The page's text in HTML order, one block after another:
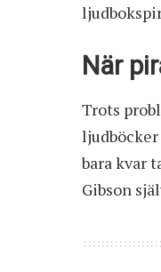
När
Trots
bara kvar
Gibson